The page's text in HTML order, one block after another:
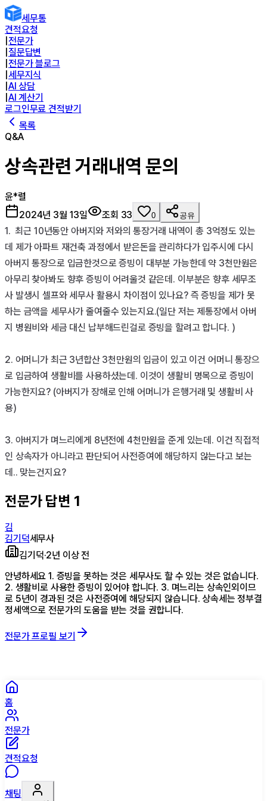
세무통
견적요청
전문가
질문답변
전문가 블로그
세무지식
AI 상담
AI 계산기
로그인무료 견적받기
목록
Q&A
상속관련 거래내역 문의
윤*렬
2024년 3월 13일
조회 33 0 공유
1.  최근 10년동안 아버지와 저와의 통장거래 내역이 총 3억정도 있는
데 제가 아파트 재건축 과정에서 받은돈을 관리하다가 입주시에 다시
아버지 통장으로 입금한것으로 증빙이 대부분 가능한데 약 3천만원은
아무리 찾아봐도 향후 증빙이 어려울것 같은데. 이부분은 향후 세무조
사 발생시 셀프와 세무사 활용시 차이점이 있나요? 즉 증빙을 제가 못
하는 금액을 세무사가 줄여줄수 있는지요.(일단 저는 제통장에서 아버
지 병원비와 세금 대신 납부해드린걸로 증빙을 할려고 합니다. )
2. 어머니가 최근 3년합산 3천만원의 입금이 있고 이건 어머니 통장으
로 입금하여 생활비를 사용하셨는데. 이것이 생활비 명목으로 증빙이
가능한지요? (아버지가 장해로 인해 어머니가 은행거래 및 생활비 사
용)
3. 아버지가 며느리에게 8년전에 4천만원을 준게 있는데. 이건 직접적
인 상속자가 아니라고 판단되어 사전증여에 해당하지 않는다고 보는
데.. 맞는건지요?
전문가 답변 1
김
김기덕세무사
김기덕·2년 이상 전
안녕하세요 1. 증빙을 못하는 것은 세무사도 할 수 있는 것은 없습니다.
2. 생활비로 사용한 증빙이 있어야 합니다. 3. 며느리는 상속인외이므
로 5년이 경과된 것은 사전증여에 해당되지 않습니다. 상속세는 정부결
정세액으로 전문가의 도움을 받는 것을 권합니다.
전문가 프로필 보기
홈
전문가
견적요청
채팅